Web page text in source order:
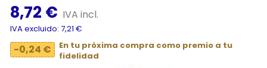
8,72 € IVA incl.
IVA excluido: 7,21 €
-0,24 €
En tu próxima compra como premio a tu
fidelidad